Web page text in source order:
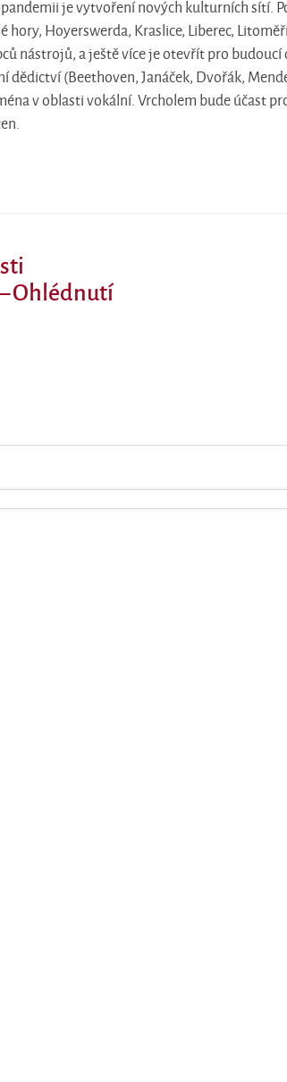
je vytvoření nových kulturních sítí.
hory, Hoyerswerda, Kraslice, Liberec,
nástrojů, a ještě více je otevřít pro
(Beethoven, Janáček, Dvořák,
v oblasti vokální. Vrcholem bude účast
Ohlédnutí